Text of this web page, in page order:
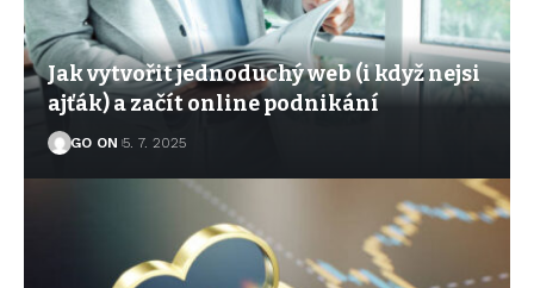
Jak vytvořit jednoduchý web (i když nejsi
ajťák) a začít online podnikání
GO ON 5. 7. 2025